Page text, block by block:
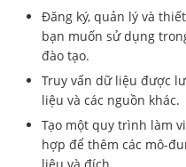
Đăng ký, quản lý và
bạn muốn sử dụng
đào tạo.
Truy vấn dữ liệu được
liệu và các nguồn khác.
Tạo một quy trình làm
hợp để thêm các mô-